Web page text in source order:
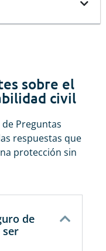
sobre el
civil
Preguntas
respuestas que
protección sin
de
ser